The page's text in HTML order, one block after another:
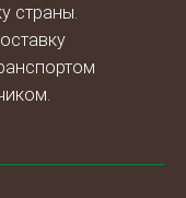
страны.